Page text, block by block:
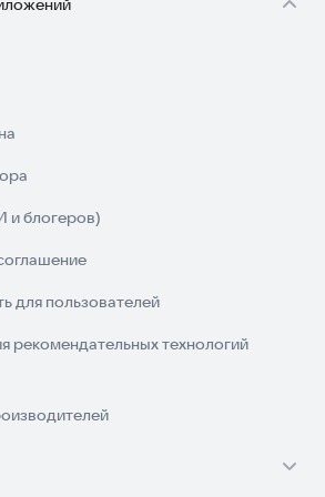
и блогеров)
для пользователей
рекомендательных технологий